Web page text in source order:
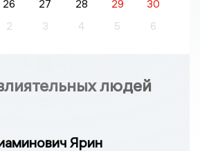
26 27 28 29
30
2 3 4 5 6
людей
Ярин